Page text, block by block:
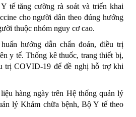
tế tăng cường rà soát và triển khai
cho người dân theo đúng hướng
thuộc nhóm nguy cơ cao.
hướng dẫn chẩn đoán, điều trị
y tế. Thống kê thuốc, trang thiết bị,
trị COVID-19 để đề nghị hỗ trợ khi
hàng ngày trên Hệ thống quản lý
lý Khám chữa bệnh, Bộ Y tế theo